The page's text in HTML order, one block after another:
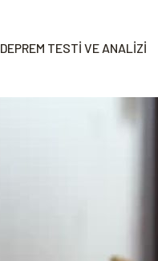
DEPREM TESTİ VE ANALİZİ